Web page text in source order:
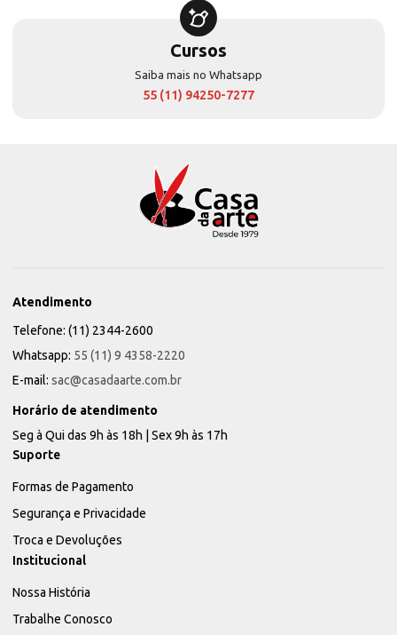
Cursos
Saiba mais no Whatsapp
55 (11) 94250-7277
Atendimento
Telefone: (11) 2344-2600
Whatsapp: 55 (11) 9 4358-2220
E-mail: sac@casadaarte.com.br
Horário de atendimento
Seg à Qui das 9h às 18h | Sex 9h às 17h
Suporte
Formas de Pagamento
Segurança e Privacidade
Troca e Devoluções
Institucional
Nossa História
Trabalhe Conosco